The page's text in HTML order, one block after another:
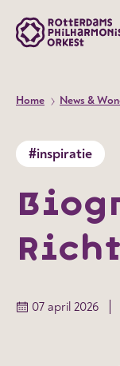
Home News &
#inspiratie
07 april 2026